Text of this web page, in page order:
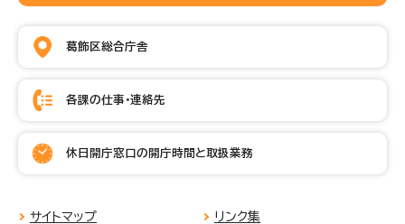
葛飾区総合庁舎
各課の仕事・連絡先
休日開庁窓口の開庁時間と取扱業務
サイトマップ リンク集